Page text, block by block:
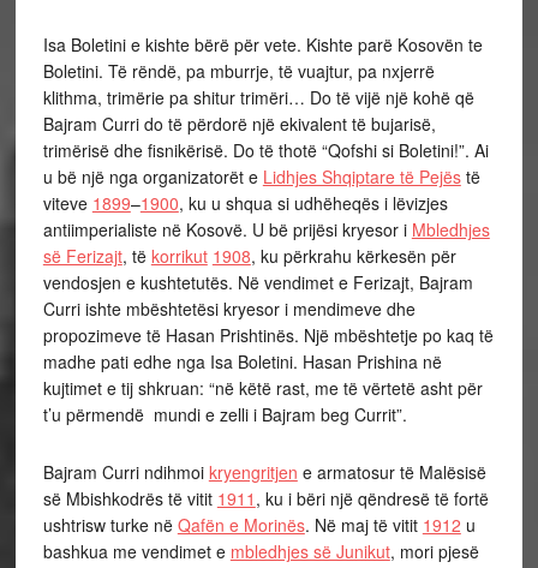
Isa Boletini e kishte bërë për vete. Kishte parë Kosovën te
Boletini. Të rëndë, pa mburrje, të vuajtur, pa nxjerrë
klithma, trimërie pa shitur trimëri… Do të vijë një kohë që
Bajram Curri do të përdorë një ekivalent të bujarisë,
trimërisë dhe fisnikërisë. Do të thotë “Qofshi si Boletini!”. Ai
u bë një nga organizatorët e Lidhjes Shqiptare të Pejëstë
viteve 1899–1900, ku u shqua si udhëheqës i lëvizjes
antiimperialiste në Kosovë. U bë prijësi kryesor i Mbledhjes
së Ferizajt, të korrikut 1908, ku përkrahu kërkesën për
vendosjen e kushtetutës. Në vendimet e Ferizajt, Bajram
Curri ishte mbështetësi kryesor i mendimeve dhe
propozimeve të Hasan Prishtinës. Një mbështetje po kaq të
madhe pati edhe nga Isa Boletini. Hasan Prishina në
kujtimet e tij shkruan: “në këtë rast, me të vërtetë asht për
t’u përmendë mundi e zelli i Bajram beg Currit”.
Bajram Curri ndihmoi kryengritjen e armatosur të Malësisë
së Mbishkodrës të vitit 1911 , ku i bëri një qëndresë të fortë
ushtrisw turke në Qafën e Morinës. Në maj të vitit 1912 u
bashkua me vendimet e mbledhjes së Junikut, mori pjesë